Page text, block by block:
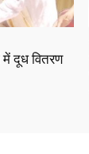
में दूध वितरण